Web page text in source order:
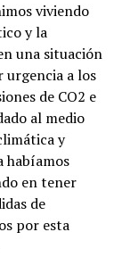
viviendo
y la
una situación
urgencia a los
de CO2 e
al medio
y
habíamos
en tener
de
por esta